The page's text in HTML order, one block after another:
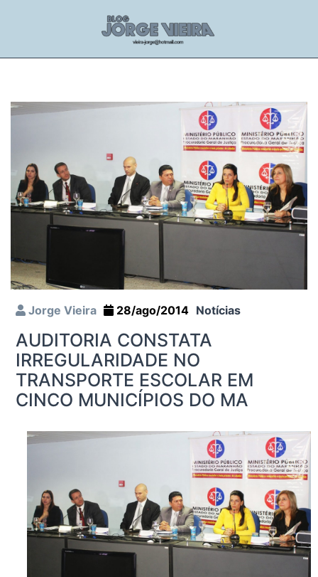
Jorge Vieira 28/ago/2014 Notícias
AUDITORIA CONSTATA
IRREGULARIDADE NO
TRANSPORTE ESCOLAR EM
CINCO MUNICÍPIOS DO MA